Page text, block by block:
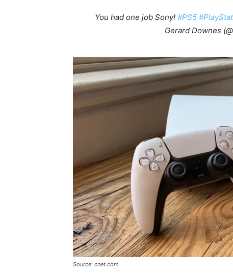
You had one job Sony! #PS5
Gerard Downes
Source: cnet.com